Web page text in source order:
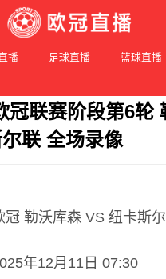
播 足球直播 篮球直播
冠联赛阶段第6轮
联 全场录像
冠 勒沃库森 VS 纽卡斯
年12月11日 07:30